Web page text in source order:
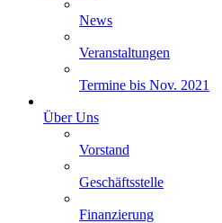
News
Veranstaltungen
Termine bis Nov. 2021
Über Uns
Vorstand
Geschäftsstelle
Finanzierung